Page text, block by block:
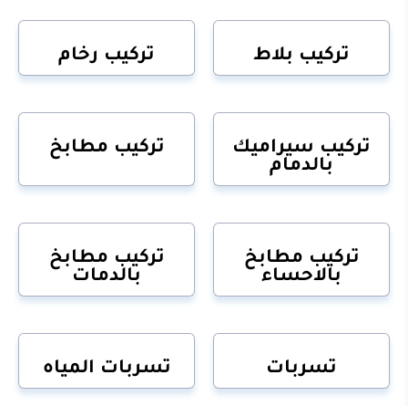
تركيب بلاط تركيب رخام
تركيب سيراميك
بالدمام
تركيب مطابخ
تركيب مطابخ
بالاحساء
تركيب مطابخ
بالدمات
تسربات تسربات المياه